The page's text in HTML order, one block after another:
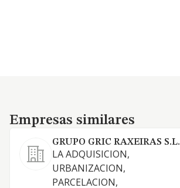
Empresas similares
Empresas similares
GRUPO GRIC RAXEIRAS S.L.
LA ADQUISICION,
URBANIZACION,
PARCELACION,